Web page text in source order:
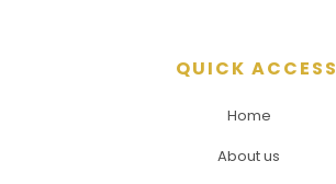
QUICK ACCESS
Home
About us